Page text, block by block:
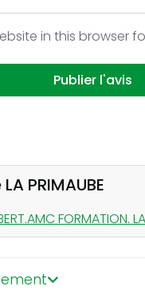
in this browser
PRIMAUBE
FORMATION.